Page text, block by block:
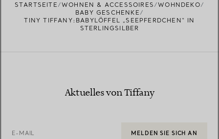
STARTSEITE WOHNEN & ACCESSOIRES
WOHNDEKO
BABY GESCHENKE
TINY TIFFANY:BABYLÖFFEL „SEEPFERDCHEN“ IN
STERLINGSILBER
Aktuelles von Tiffany
E-MAIL MELDEN SIE SICH AN